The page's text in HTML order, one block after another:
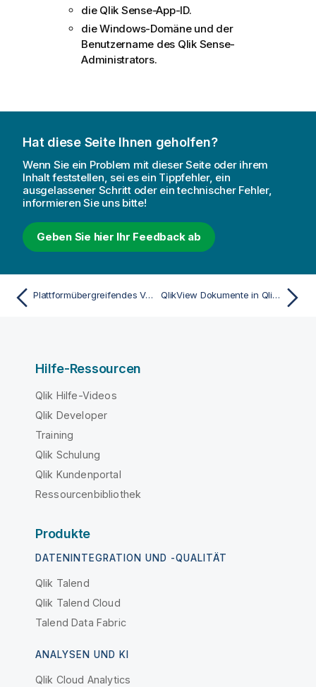
die Qlik Sense-App-ID.
die Windows-Domäne und der
Benutzername des Qlik Sense-
Administrators.
Hat diese Seite Ihnen geholfen?
Wenn Sie ein Problem mit dieser Seite oder ihrem
Inhalt feststellen, sei es ein Tippfehler, ein
ausgelassener Schritt oder ein technischer Fehler,
informieren Sie uns bitte!
Geben Sie hier Ihr Feedback ab
Plattformübergreifendes Veröffentlichen in Qlik Sense QlikView Dokumente in Qlik Sense
Hilfe-Ressourcen
Qlik Hilfe-Videos
Qlik Developer
Training
Qlik Schulung
Qlik Kundenportal
Ressourcenbibliothek
Produkte
DATENINTEGRATION UND -QUALITÄT
Qlik Talend
Qlik Talend Cloud
Talend Data Fabric
ANALYSEN UND KI
Qlik Cloud Analytics